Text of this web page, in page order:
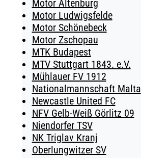
Motor Altenburg
Motor Ludwigsfelde
Motor Schönebeck
Motor Zschopau
MTK Budapest
MTV Stuttgart 1843. e.V.
Mühlauer FV 1912
Nationalmannschaft Malta
Newcastle United FC
NFV Gelb-Weiß Görlitz 09
Niendorfer TSV
NK Triglav Kranj
Oberlungwitzer SV